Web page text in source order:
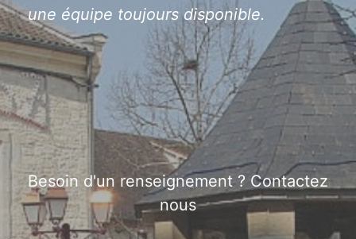
une équipe toujours disponible.
Besoin d'un renseignement ? Contactez
nous